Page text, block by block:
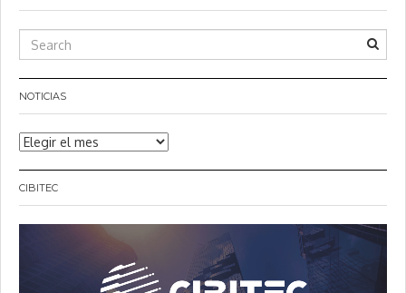
NOTICIAS
Noticias
CIBITEC